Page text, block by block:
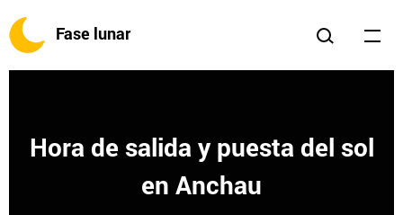
Fase lunar
Hora de salida y puesta del sol
en Anchau